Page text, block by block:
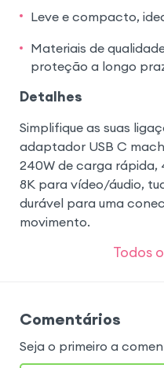
Leve e compacto,
Materiais de
proteção a longo
Detalhes
Simplifique as suas
adaptador USB C
240W de carga
8K para vídeo/áudio,
durável para uma
movimento.
Todos
Comentários
Seja o primeiro a